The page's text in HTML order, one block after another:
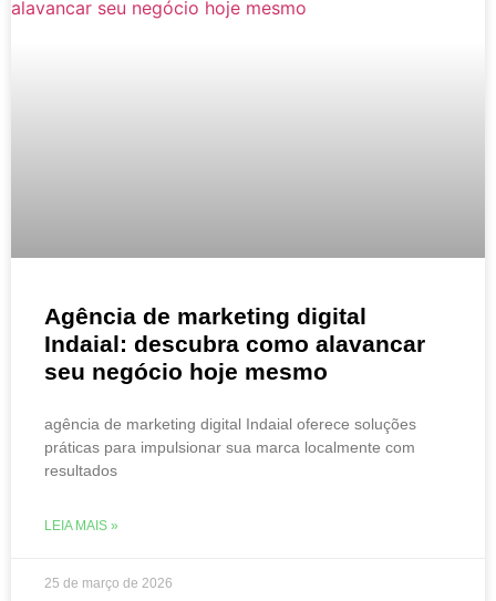
Agência de marketing digital
Indaial: descubra como alavancar
seu negócio hoje mesmo
agência de marketing digital Indaial oferece soluções
práticas para impulsionar sua marca localmente com
resultados
LEIA MAIS »
25 de março de 2026